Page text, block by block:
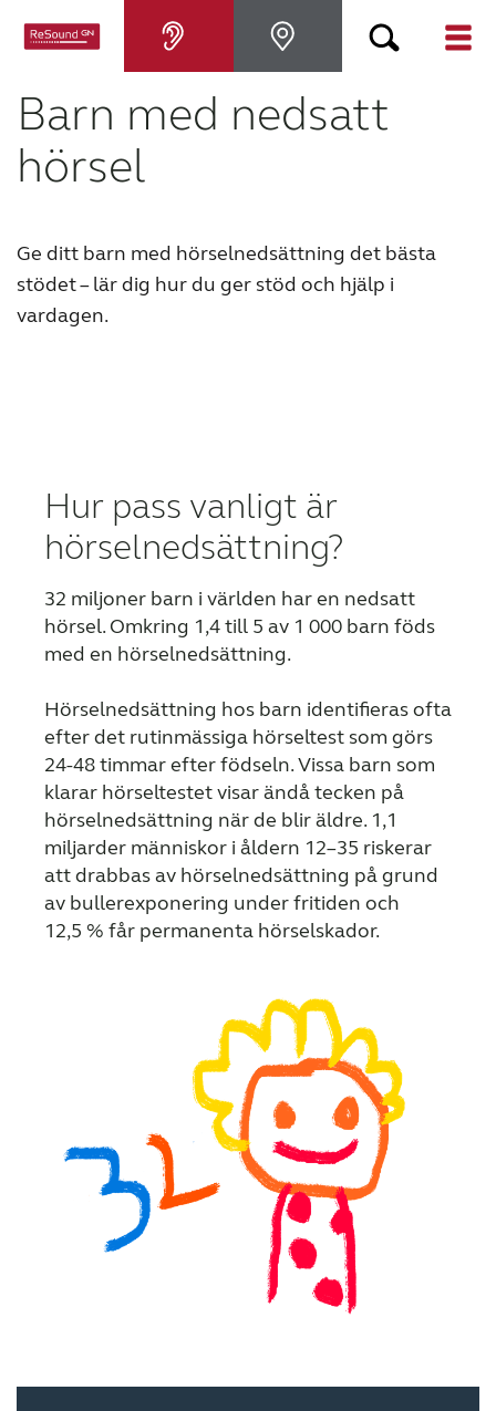
Hörapparater
Om nedsatt hörsel
Hjälp
Varför ReSound?
WEBSHOP
FÖR AUDIONOMER
Australia Brasil
Canada Česká republika
China Danmark
Deutschland España
France India
Korea
Netherlands
Norge
Schweiz Suisse
Sverige
United Kingdom
Österreich
Barn med nedsatt
hörsel
Ge ditt barn med hörselnedsättning det bästa
stödet – lär dig hur du ger stöd och hjälp i
vardagen.
Hur pass vanligt är
hörselnedsättning?
32 miljoner barn i världen har en nedsatt
hörsel. Omkring 1,4 till 5 av 1 000 barn föds
med en hörselnedsättning.
Hörselnedsättning hos barn identifieras ofta
efter det rutinmässiga hörseltest som görs
24-48 timmar efter födseln. Vissa barn som
klarar hörseltestet visar ändå tecken på
hörselnedsättning när de blir äldre. 1,1
miljarder människor i åldern 12–35 riskerar
att drabbas av hörselnedsättning på grund
av bullerexponering under fritiden och
12,5 % får permanenta hörselskador.